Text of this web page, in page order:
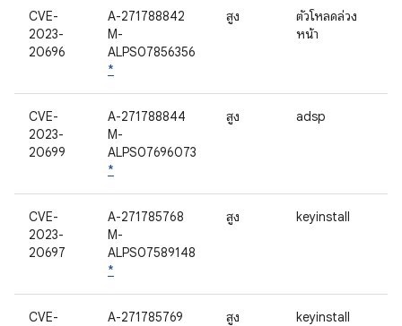
CVE-
2023-
20696
A-271788842
M-
ALPS07856356
*
สูง
ตัวโหลดล่วง
หน้า
CVE-
2023-
20699
A-271788844
M-
ALPS07696073
*
สูง adsp
CVE-
2023-
20697
A-271785768
M-
ALPS07589148
*
สูง keyinstall
CVE-
A-271785769
สูง keyinstall